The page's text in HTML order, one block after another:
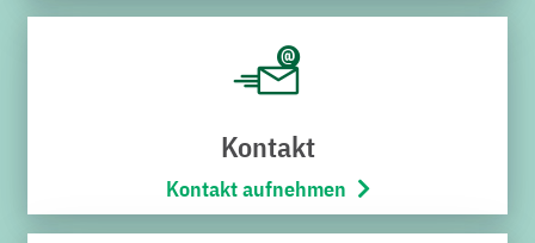
Bruchsal ist garantiert. Wer hier eine Ausbildung
macht, gehört zu den Fachkräften von morgen und
der Region mit. Das Motto: „Unser Werk. Deine
Kontakt
Kontakt aufnehmen